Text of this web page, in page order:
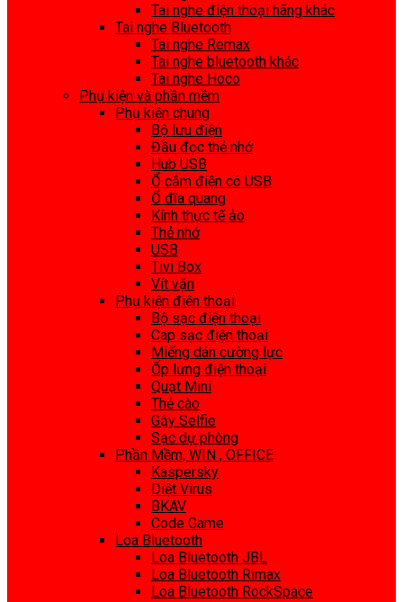
Tai nghe điện thoại hãng khác
Tai nghe Bluetooth
Tai nghe Remax
Tai nghe bluetooth khác
Tai nghe Hoco
Phụ kiện và phần mềm
Phụ kiện chung
Bộ lưu điện
Đầu đọc thẻ nhớ
Hub USB
Ổ cắm điện có USB
Ổ đĩa quang
Kính thực tế ảo
Thẻ nhớ
USB
Tivi Box
Vít vặn
Phụ kiện điện thoại
Bộ sạc điện thoại
Cap sạc điện thoại
Miếng dán cường lực
Ốp lưng điện thoại
Quạt Mini
Thẻ cào
Gậy Selfie
Sạc dự phòng
Phần Mềm, WIN , OFFICE
Kaspersky
Diệt Virus
BKAV
Code Game
Loa Bluetooth
Loa Bluetooth JBL
Loa Bluetooth Rimax
Loa Bluetooth RockSpace